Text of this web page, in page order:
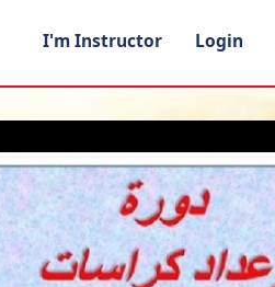
I'm Instructor Login